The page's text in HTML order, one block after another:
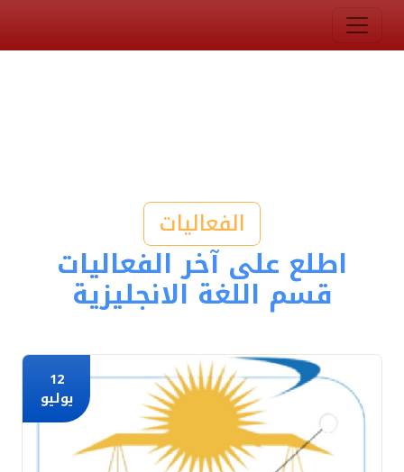
الفعاليات
اطلع على آخر الفعاليات
قسم اللغة الانجليزية
12
يوليو